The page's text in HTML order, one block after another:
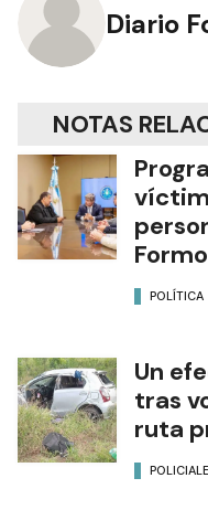
Diario
NOTAS
POLÍTICA
Un
tras
ruta